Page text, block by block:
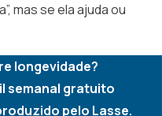
mas se ela ajuda ou
longevidade?
semanal gratuito
pelo Lasse.